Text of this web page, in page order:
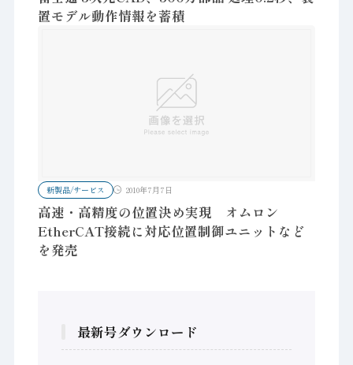
置モデル動作情報を蓄積
新製品/サービス 2010年7月7日
高速・高精度の位置決め実現 オムロン
EtherCAT接続に対応位置制御ユニットなど
を発売
最新号ダウンロード